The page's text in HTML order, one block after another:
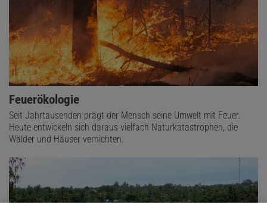
Feuerökologie
Seit Jahrtausenden prägt der Mensch seine Umwelt mit Feuer.
Heute entwickeln sich daraus vielfach Naturkatastrophen, die
Wälder und Häuser vernichten.